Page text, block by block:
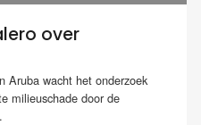
over
Aruba wacht het onderzoek
milieuschade door de